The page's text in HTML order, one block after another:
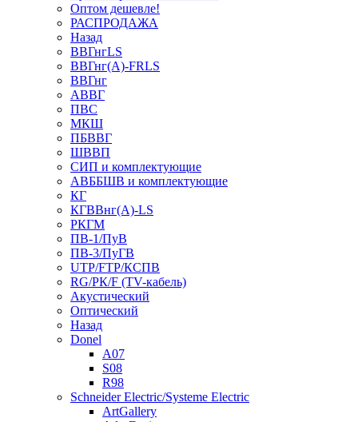
Оптом дешевле!
РАСПРОДАЖА
Назад
ВВГнгLS
ВВГнг(А)-FRLS
ВВГнг
АВВГ
ПВС
МКШ
ПБВВГ
ШВВП
СИП и комплектующие
АВББШВ и комплектующие
КГ
КГВВнг(А)-LS
РКГМ
ПВ-1/ПуВ
ПВ-3/ПуГВ
UTP/FTP/КСПВ
RG/РК/F (TV-кабель)
Акустический
Оптический
Назад
Donel
A07
S08
R98
Schneider Electric/Systeme Electric
ArtGallery